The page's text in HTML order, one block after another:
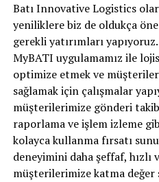
Batı Innovative Logistics
yeniliklere biz de oldukça
gerekli yatırımları
MyBATI uygulamamız ile
optimize etmek ve
sağlamak için çalışmalar
müşterilerimize gönderi
raporlama ve işlem izleme
kolayca kullanma fırsatı
deneyimini daha şeffaf,
müşterilerimize katma değer